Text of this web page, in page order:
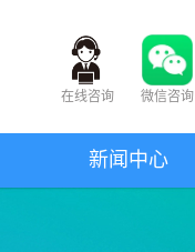
在线咨询 微信咨询
新闻中心